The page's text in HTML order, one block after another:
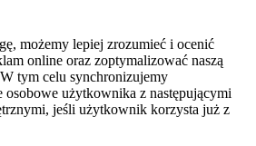
możemy lepiej zrozumieć i ocenić
online oraz zoptymalizować naszą
tym celu synchronizujemy
osobowe użytkownika z następującymi
jeśli użytkownik korzysta już z